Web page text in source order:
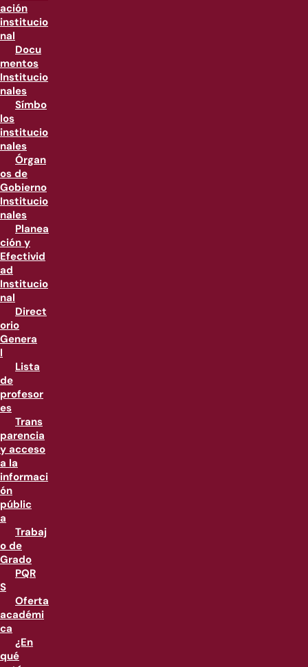
ación
institucio
nal
Docu
mentos
Institucio
nales
Símbo
los
institucio
nales
Órgan
os de
Gobierno
Institucio
nales
Planea
ción y
Efectivid
ad
Institucio
nal
Direct
orio
Genera
l
Lista
de
profesor
es
Trans
parencia
y acceso
a la
informaci
ón
públic
a
Trabaj
o de
Grado
PQR
S
Oferta
académi
ca
¿En
qué